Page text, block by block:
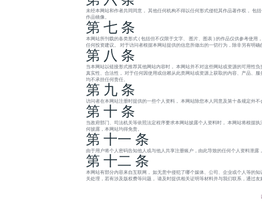
未经本网站和作者共同同意， 其他任何机构不得以任何形式侵犯其作品著作权， 包
作品镜像。
第 七 条
本网站所刊载的各类形式 ( 包括但不仅限于文字、 图片、图表 ) 的作品仅供参考使
任何投资建议。 对于访问者根据本网站提供的信息所做出的一切行为，除非另有明
第 八 条
当本网站以链接形式推荐其他网站内容时， 本网站并不对这些网站或资源的可用性
真实性、合法性， 对于任何因使用或信赖从此类网站或资源上获取的内容、产品、
均不承担任何责任。
第 九 条
访问者在本网站注册时提供的一些个人资料， 本网站除您本人同意及第十条规定外
第 十 条
当政府部门、司法机关等依照法定程序要求本网站披露个人资料时， 本网站将根据
何披露，本网站均得免责。
第 十一 条
由于用户将个人密码告知他人或与他人共享注册账户，由此导致的任何个人资料泄露
第 十二 条
本网站有部分内容来自互联网， 如无意中侵犯了哪个媒体、公司、企业或个人等的
关处理，若有涉及版权费等问题， 请及时提供相关证明等材料并与我们联系，通过